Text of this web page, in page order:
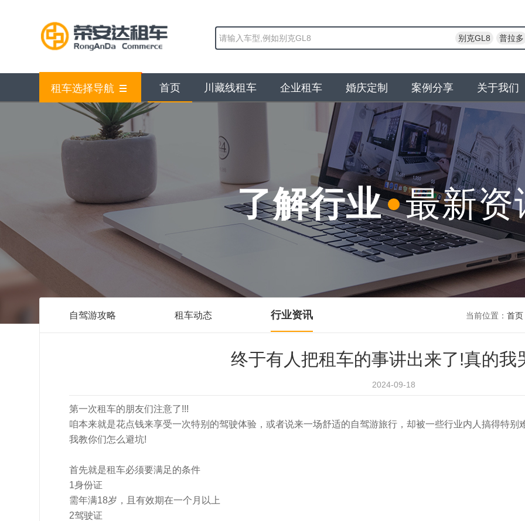
别克GL8 普拉多
租车选择导航 首页 川藏线租车 企业租车 婚庆定制 案例分享 关于我们
了解行业 最新资
自驾游攻略 租车动态 行业资讯 当前位置： 首页
终于有人把租车的事讲出来了!真的我
2024-09-18
第一次租车的朋友们注意了!!!
咱本来就是花点钱来享受一次特别的驾驶体验，或者说来一场舒适的自驾游旅行，却被一些行业内人搞得特
我教你们怎么避坑!
首先就是租车必须要满足的条件
1身份证
需年满18岁，且有效期在一个月以上
2驾驶证